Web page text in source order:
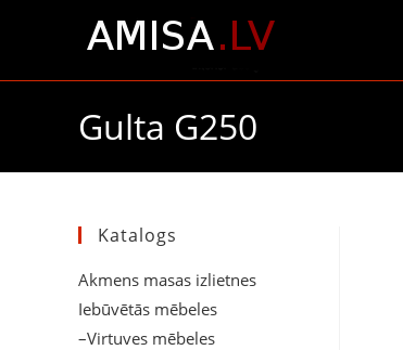
Gulta G250
Katalogs
Akmens masas izlietnes
Iebūvētās mēbeles
–Virtuves mēbeles